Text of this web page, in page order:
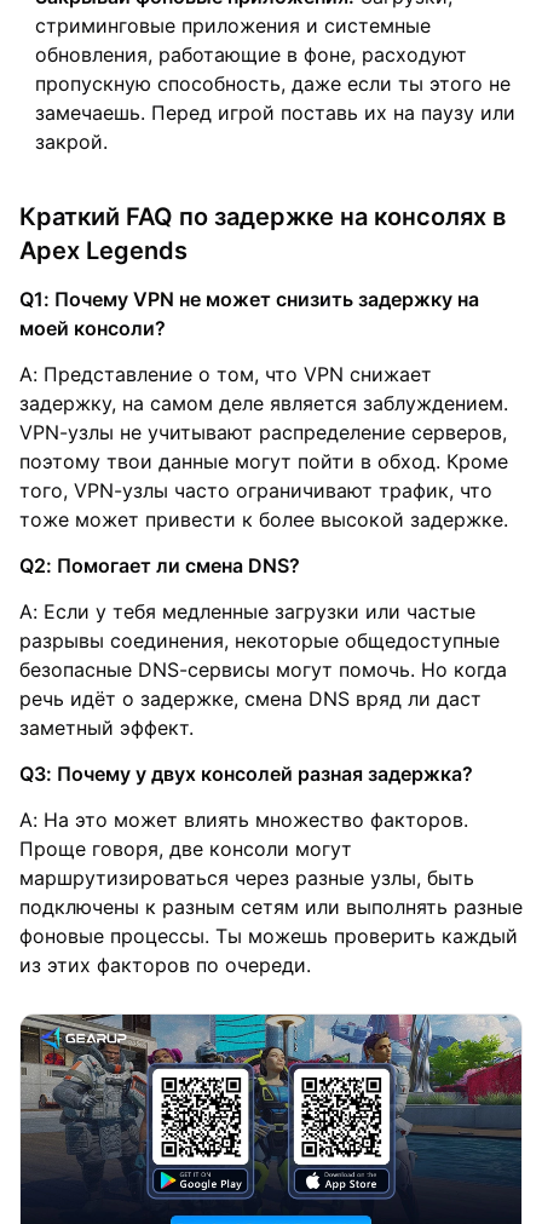
стриминговые приложения и системные
обновления, работающие в фоне, расходуют
пропускную способность, даже если ты этого не
замечаешь. Перед игрой поставь их на паузу или
закрой.
Краткий FAQ по задержке на консолях в
Apex Legends
Q1: Почему VPN не может снизить задержку на
моей консоли?
A: Представление о том, что VPN снижает
задержку, на самом деле является заблуждением.
VPN-узлы не учитывают распределение серверов,
поэтому твои данные могут пойти в обход. Кроме
того, VPN-узлы часто ограничивают трафик, что
тоже может привести к более высокой задержке.
Q2: Помогает ли смена DNS?
A: Если у тебя медленные загрузки или частые
разрывы соединения, некоторые общедоступные
безопасные DNS-сервисы могут помочь. Но когда
речь идёт о задержке, смена DNS вряд ли даст
заметный эффект.
Q3: Почему у двух консолей разная задержка?
A: На это может влиять множество факторов.
Проще говоря, две консоли могут
маршрутизироваться через разные узлы, быть
подключены к разным сетям или выполнять разные
фоновые процессы. Ты можешь проверить каждый
из этих факторов по очереди.